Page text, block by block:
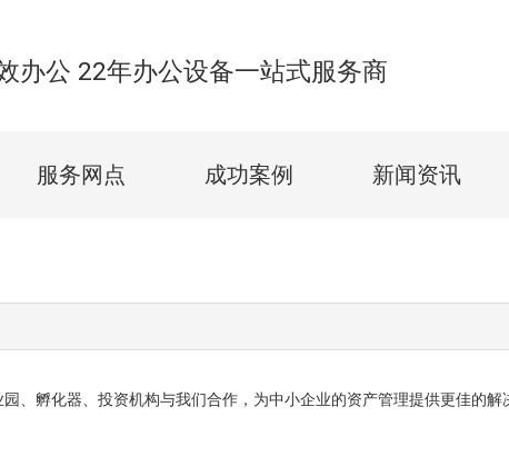
办公 22年办公设备一站式服务商
服务网点 成功案例 新闻资讯
、孵化器、投资机构与我们合作，为中小企业的资产管理提供更佳的